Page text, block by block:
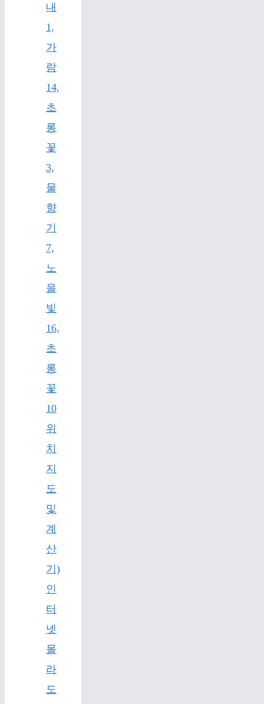
내
1,
가
람
14,
초
롱
꽃
3,
물
향
기
7,
노
을
빛
16,
초
롱
꽃
10
위
치
지
도
및
계
산
기)
인
터
넷
몰
라
도